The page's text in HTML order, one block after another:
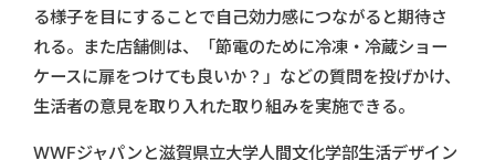
る様子を目にすることで自己効力感につながると期待さ
れる。また店舗側は、「節電のために冷凍・冷蔵ショー
ケースに扉をつけても良いか？」などの質問を投げかけ、
生活者の意見を取り入れた取り組みを実施できる。
WWFジャパンと滋賀県立大学人間文化学部生活デザイン